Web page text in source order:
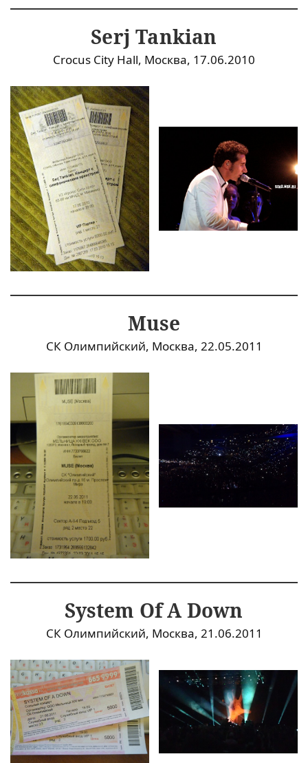
Serj Tankian
Crocus City Hall, Москва, 17.06.2010
Muse
СК Олимпийский, Москва, 22.05.2011
System Of A Down
СК Олимпийский, Москва, 21.06.2011